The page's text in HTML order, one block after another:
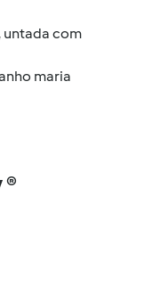
untada com
maria
®